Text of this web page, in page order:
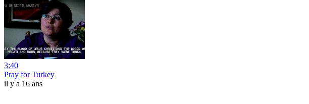
3:40
Pray for Turkey
il y a 16 ans